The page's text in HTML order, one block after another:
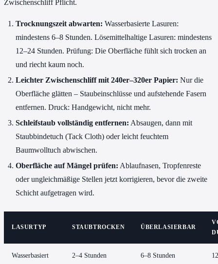
Zwischenschliff Pflicht.
Trocknungszeit abwarten: Wasserbasierte Lasuren:
mindestens 6–8 Stunden. Lösemittelhaltige Lasuren: mindestens
12–24 Stunden. Prüfung: Die Oberfläche fühlt sich trocken an
und riecht kaum noch.
Leichter Zwischenschliff mit 240er–320er Papier: Nur die
Oberfläche glätten – Staubeinschlüsse und aufstehende Fasern
entfernen. Druck: Handgewicht, nicht mehr.
Schleifstaub vollständig entfernen: Absaugen, dann mit
Staubbindetuch (Tack Cloth) oder leicht feuchtem
Baumwolltuch abwischen.
Oberfläche auf Mängel prüfen: Ablaufnasen, Tropfenreste
oder ungleichmäßige Stellen jetzt korrigieren, bevor die zweite
Schicht aufgetragen wird.
LASURTYP STAUBTROCKEN ÜBERLASIERBAR
Wasserbasiert 2–4 Stunden 6–8 Stunden